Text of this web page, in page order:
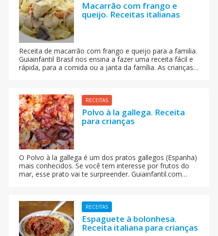
uma receita tradicional, ideal para as crianças.
Macarrão com frango e
queijo. Receitas italianas
Receita de macarrão com frango e queijo para a familia.
Guiainfantil Brasil nos ensina a fazer uma receita fácil e
rápida, para a comida ou a janta da família. As crianças
RECEITAS
Polvo à la gallega. Receita
para crianças
O Polvo à la gallega é um dos pratos gallegos (Espanha)
mais conhecidos. Se você tem interesse por frutos do
mar, esse prato vai te surpreender. Guiainfantil.com
RECEITAS
Espaguete à bolonhesa.
Receita italiana para crianças